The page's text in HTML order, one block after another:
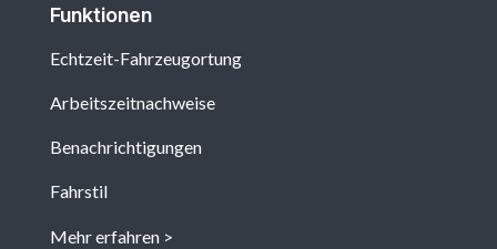
Funktionen
Echtzeit-Fahrzeugortung
Arbeitszeitnachweise
Benachrichtigungen
Fahrstil
Mehr erfahren